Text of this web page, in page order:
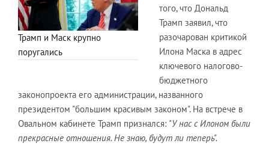
Трамп и Маск крупно
поругались
того, что Дональд
Трамп заявил, что
разочарован критикой
Илона Маска в адрес
ключевого налогово-
бюджетного
законопроекта его администрации, названного
президентом "большим красивым законом". На встрече в
Овальном кабинете Трамп признался: "У нас с Илоном были
прекрасные отношения. Не знаю, будут ли теперь".